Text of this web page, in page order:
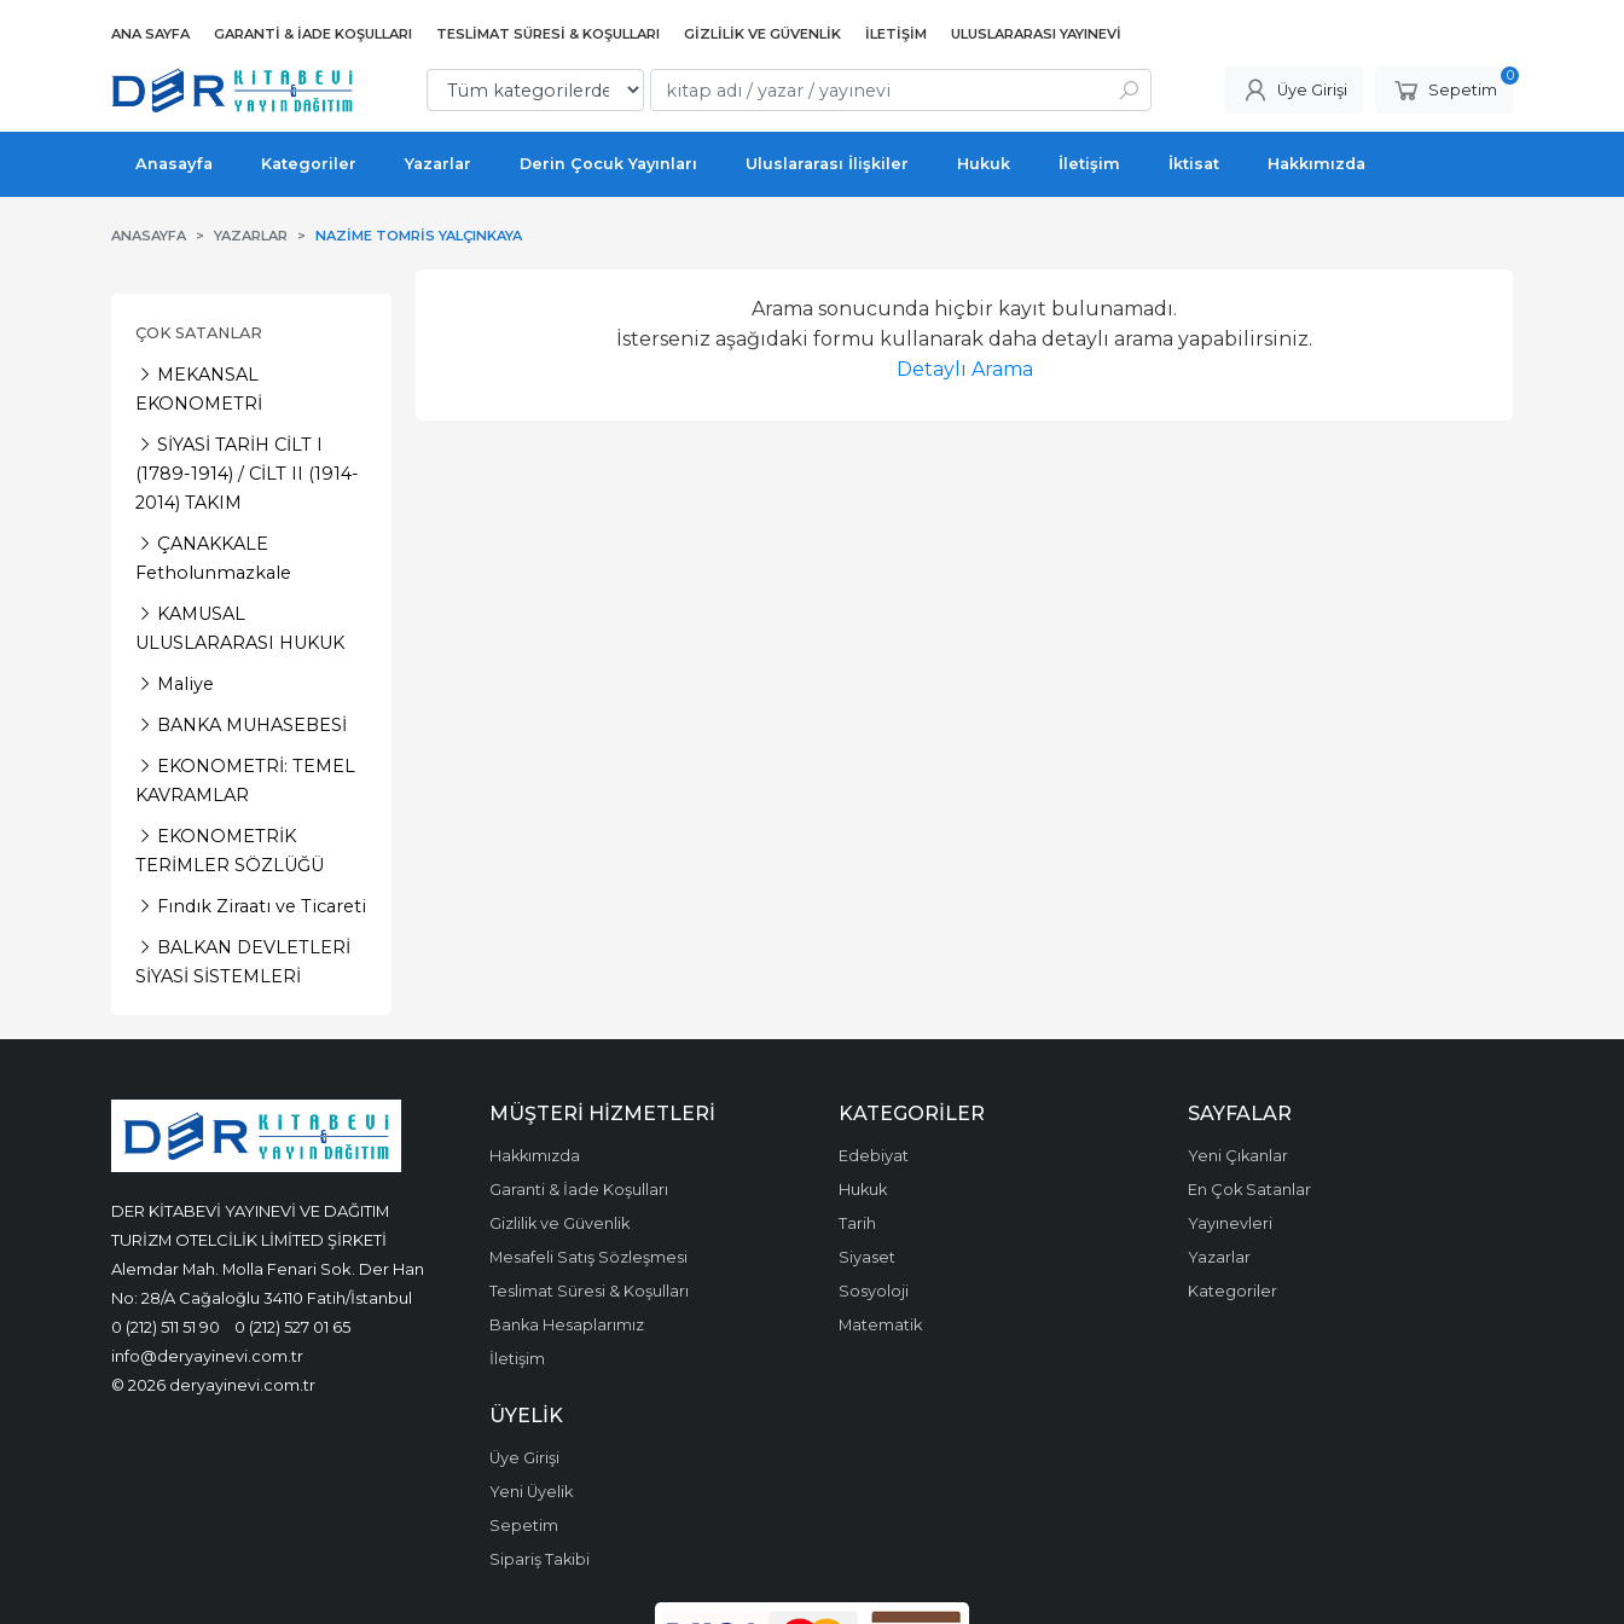
ANA SAYFA GARANTI & İADE KOŞULLARI TESLIMAT SÜRESI & KOŞULLARI GIZLILIK VE GÜVENLIK İLETIŞIM ULUSLARARASI YAYINEVI
Üye Girişi Sepetim
0
Anasayfa Kategoriler Yazarlar Derin Çocuk Yayınları Uluslararası İlişkiler Hukuk İletişim İktisat Hakkımızda
ANASAYFA YAZARLAR NAZIME TOMRIS YALÇINKAYA
ÇOK SATANLAR
MEKANSAL
EKONOMETRİ
SİYASİ TARİH CİLT I
(1789-1914) / CİLT II (1914-
2014) TAKIM
ÇANAKKALE
Fetholunmazkale
KAMUSAL
ULUSLARARASI HUKUK
Maliye
BANKA MUHASEBESİ
EKONOMETRİ: TEMEL
KAVRAMLAR
EKONOMETRİK
TERİMLER SÖZLÜĞÜ
Fındık Ziraatı ve Ticareti
BALKAN DEVLETLERİ
SİYASİ SİSTEMLERİ
Arama sonucunda hiçbir kayıt bulunamadı.
İsterseniz aşağıdaki formu kullanarak daha detaylı arama yapabilirsiniz.
Detaylı Arama
DER KİTABEVİ YAYINEVİ VE DAĞITIM
TURİZM OTELCİLİK LİMİTED ŞİRKETİ
Alemdar Mah. Molla Fenari Sok. Der Han
No: 28/A Cağaloğlu 34110 Fatih/İstanbul
0 (212) 511 51 90
0 (212) 527 01 65
info@deryayinevi.com.tr
© 2026 deryayinevi.com.tr
MÜŞTERI HIZMETLERI
Hakkımızda
Garanti & İade Koşulları
Gizlilik ve Güvenlik
Mesafeli Satış Sözleşmesi
Teslimat Süresi & Koşulları
Banka Hesaplarımız
İletişim
KATEGORILER
Edebiyat
Hukuk
Tarih
Siyaset
Sosyoloji
Matematik
SAYFALAR
Yeni Çıkanlar
En Çok Satanlar
Yayınevleri
Yazarlar
Kategoriler
ÜYELIK
Üye Girişi
Yeni Üyelik
Sepetim
Sipariş Takibi